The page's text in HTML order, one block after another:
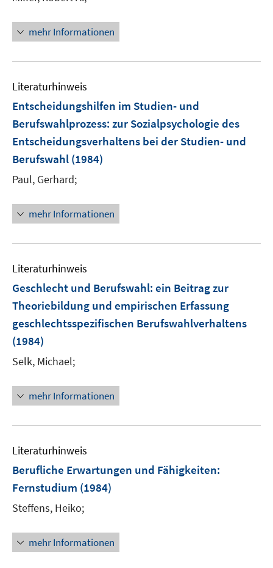
mehr Informationen
Literaturhinweis
Entscheidungshilfen im Studien- und
Berufswahlprozess: zur Sozialpsychologie des
Entscheidungsverhaltens bei der Studien- und
Berufswahl (1984)
Paul, Gerhard;
mehr Informationen
Literaturhinweis
Geschlecht und Berufswahl: ein Beitrag zur
Theoriebildung und empirischen Erfassung
geschlechtsspezifischen Berufswahlverhaltens
(1984)
Selk, Michael;
mehr Informationen
Literaturhinweis
Berufliche Erwartungen und Fähigkeiten:
Fernstudium (1984)
Steffens, Heiko;
mehr Informationen